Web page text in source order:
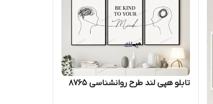
تابلو هپی لند طرح روانشناسی 8765